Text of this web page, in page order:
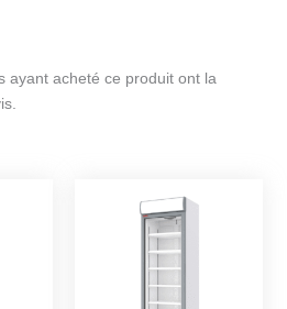
ayant acheté ce produit ont la